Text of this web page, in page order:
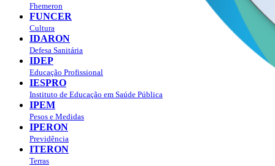
Fhemeron
FUNCER
Cultura
IDARON
Defesa Sanitária
IDEP
Educação Profissional
IESPRO
Instituto de Educação em Saúde Pública
IPEM
Pesos e Medidas
IPERON
Previdência
ITERON
Terras